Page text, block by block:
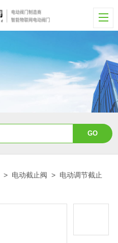
> 电动截止阀 > 电动调节截止